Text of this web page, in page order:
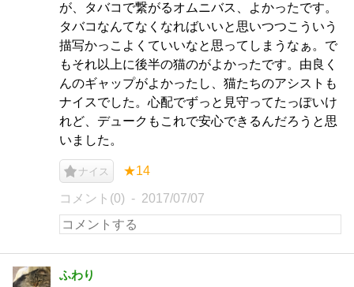
が、タバコで繋がるオムニバス、よかったです。
タバコなんてなくなればいいと思いつつこういう
描写かっこよくていいなと思ってしまうなぁ。で
もそれ以上に後半の猫のがよかったです。由良く
んのギャップがよかったし、猫たちのアシストも
ナイスでした。心配でずっと見守ってたっぽいけ
れど、デュークもこれで安心できるんだろうと思
いました。
ナイス ★14
コメント(0) 2017/07/07
ふわり